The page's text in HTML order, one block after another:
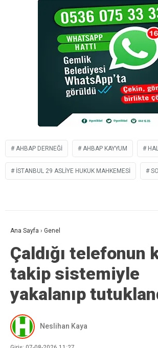
AHBAP DERNEĞI AHBAP KAYYUM
İSTANBUL 29 ASLIYE HUKUK MAHKEMESI
Ana Sayfa › Genel
Çaldığı telefonun
takip sistemiyle
yakalanıp
Neslihan Kaya